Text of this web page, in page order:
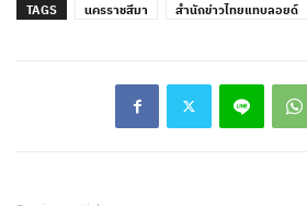
TAGS นครราชสีมา สำนักข่าวไทยแทบลอยด์